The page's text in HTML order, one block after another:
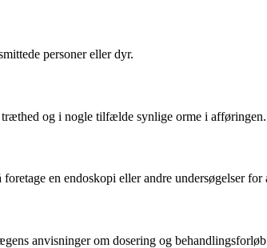
personer eller dyr.
og i nogle tilfælde synlige orme i afføringen.
en endoskopi eller andre undersøgelser for
anvisninger om dosering og